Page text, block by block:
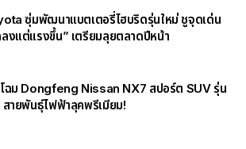
ซุ่มพัฒนาแบตเตอรี่ไฮบริดรุ่นใหม่ ชูจุดเด่น
งแต่แรงขึ้น” เตรียมลุยตลาดปีหน้า
ฉม Dongfeng Nissan NX7 สปอร์ต SUV รุ่น
สายพันธุ์ไฟฟ้าลุคพรีเมียม!